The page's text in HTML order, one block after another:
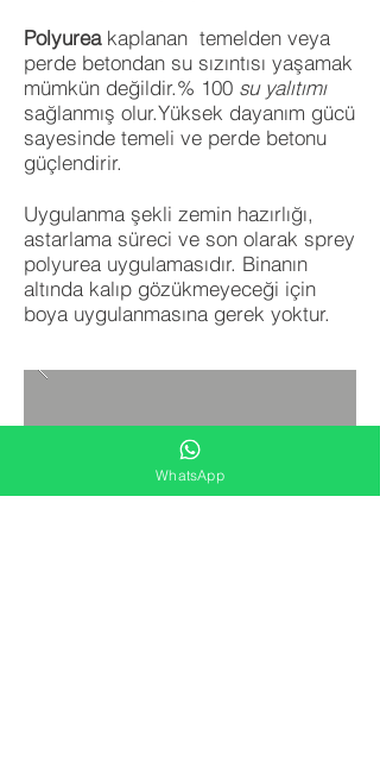
Polyurea kaplanan temelden veya
perde betondan su sızıntısı yaşamak
mümkün değildir.% 100 su yalıtımı
sağlanmış olur.Yüksek dayanım gücü
sayesinde temeli ve perde betonu
güçlendirir.
Uygulanma şekli zemin hazırlığı,
astarlama süreci ve son olarak sprey
polyurea uygulamasıdır. Binanın
altında kalıp gözükmeyeceği için
boya uygulanmasına gerek yoktur.
WhatsApp